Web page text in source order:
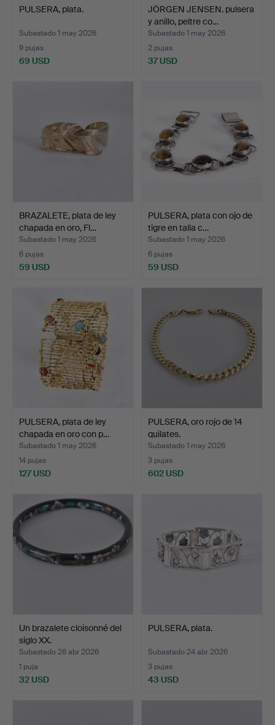
PULSERA, plata.
Subastado 1 may 2026
9 pujas
69 USD
JÖRGEN JENSEN. pulsera
y anillo, peltre co…
Subastado 1 may 2026
2 pujas
37 USD
BRAZALETE, plata de ley
chapada en oro, Fl…
Subastado 1 may 2026
6 pujas
59 USD
PULSERA, plata con ojo de
tigre en talla c…
Subastado 1 may 2026
6 pujas
59 USD
PULSERA, plata de ley
chapada en oro con p…
Subastado 1 may 2026
14 pujas
127 USD
PULSERA, oro rojo de 14
quilates.
Subastado 1 may 2026
3 pujas
602 USD
Un brazalete cloisonné del
siglo XX.
Subastado 26 abr 2026
1 puja
32 USD
PULSERA, plata.
Subastado 24 abr 2026
3 pujas
43 USD